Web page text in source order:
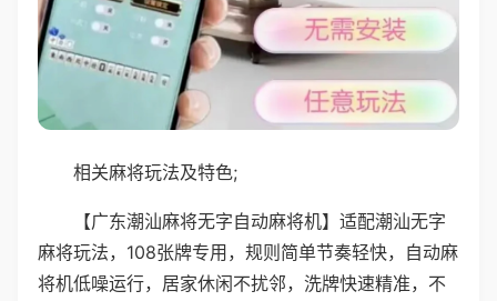
相关麻将玩法及特色;
【广东潮汕麻将无字自动麻将机】适配潮汕无字
麻将玩法，108张牌专用，规则简单节奏轻快，自动麻
将机低噪运行，居家休闲不扰邻，洗牌快速精准，不